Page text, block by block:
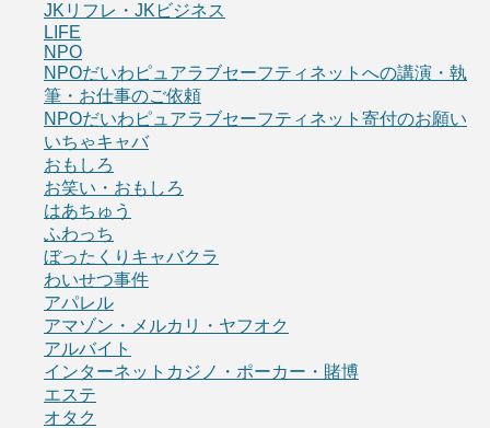
JKリフレ・JKビジネス
LIFE
NPO
NPOだいわピュアラブセーフティネットへの講演・執
筆・お仕事のご依頼
NPOだいわピュアラブセーフティネット寄付のお願い
いちゃキャバ
おもしろ
お笑い・おもしろ
はあちゅう
ふわっち
ぼったくりキャバクラ
わいせつ事件
アパレル
アマゾン・メルカリ・ヤフオク
アルバイト
インターネットカジノ・ポーカー・賭博
エステ
オタク